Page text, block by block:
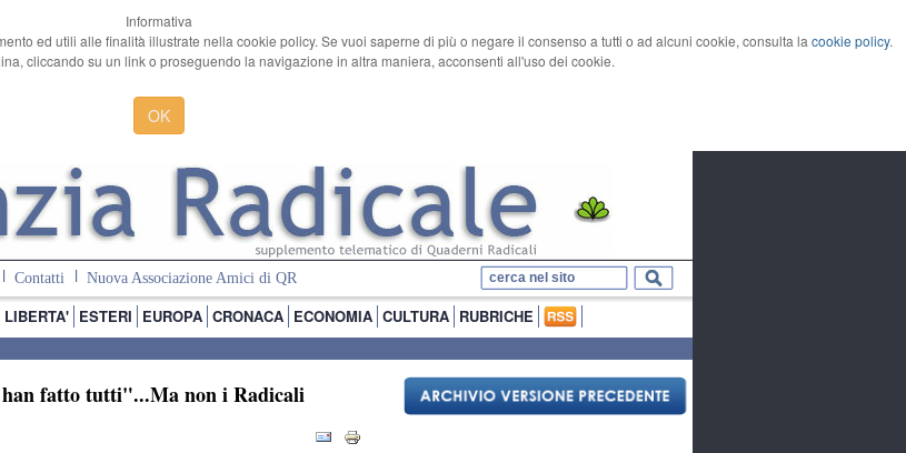
Informativa
ed utili alle finalità illustrate nella cookie policy. Se vuoi saperne di più o negare il consenso a tutti o ad alcuni cookie, consulta la cookie policy.
cliccando su un link o proseguendo la navigazione in altra maniera, acconsenti all'uso dei cookie.
OK
Contatti Nuova Associazione Amici di QR
LIBERTA' ESTERI EUROPA CRONACA ECONOMIA CULTURA RUBRICHE
fatto tutti"...Ma non i Radicali